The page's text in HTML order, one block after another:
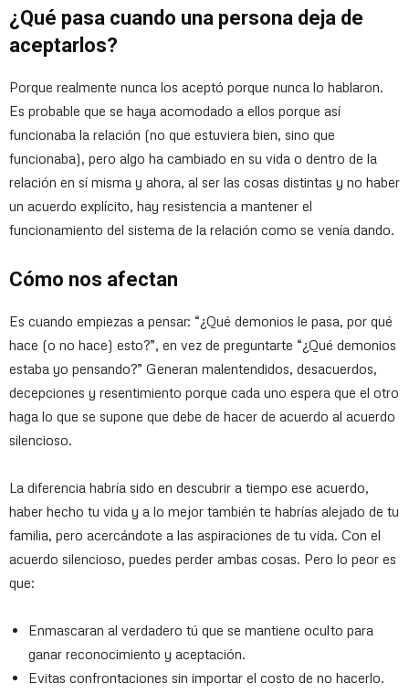
¿Qué pasa cuando una persona deja de
aceptarlos?
Porque realmente nunca los aceptó porque nunca lo hablaron.
Es probable que se haya acomodado a ellos porque así
funcionaba la relación (no que estuviera bien, sino que
funcionaba), pero algo ha cambiado en su vida o dentro de la
relación en sí misma y ahora, al ser las cosas distintas y no haber
un acuerdo explícito, hay resistencia a mantener el
funcionamiento del sistema de la relación como se venía dando.
Cómo nos afectan
Es cuando empiezas a pensar: “¿Qué demonios le pasa, por qué
hace (o no hace) esto?”, en vez de preguntarte “¿Qué demonios
estaba yo pensando?” Generan malentendidos, desacuerdos,
decepciones y resentimiento porque cada uno espera que el otro
haga lo que se supone que debe de hacer de acuerdo al acuerdo
silencioso.
La diferencia habría sido en descubrir a tiempo ese acuerdo,
haber hecho tu vida y a lo mejor también te habrías alejado de tu
familia, pero acercándote a las aspiraciones de tu vida. Con el
acuerdo silencioso, puedes perder ambas cosas. Pero lo peor es
que:
Enmascaran al verdadero tú que se mantiene oculto para
ganar reconocimiento y aceptación.
Evitas confrontaciones sin importar el costo de no hacerlo.